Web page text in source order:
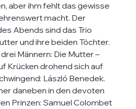
aber ihm fehlt das gewisse
macht. Der
Abends sind das Trio
und ihre beiden Töchter.
Männern: Die Mutter –
Krücken drohend sich auf
László Benedek.
daneben in den devoten
Prinzen: Samuel Colombet